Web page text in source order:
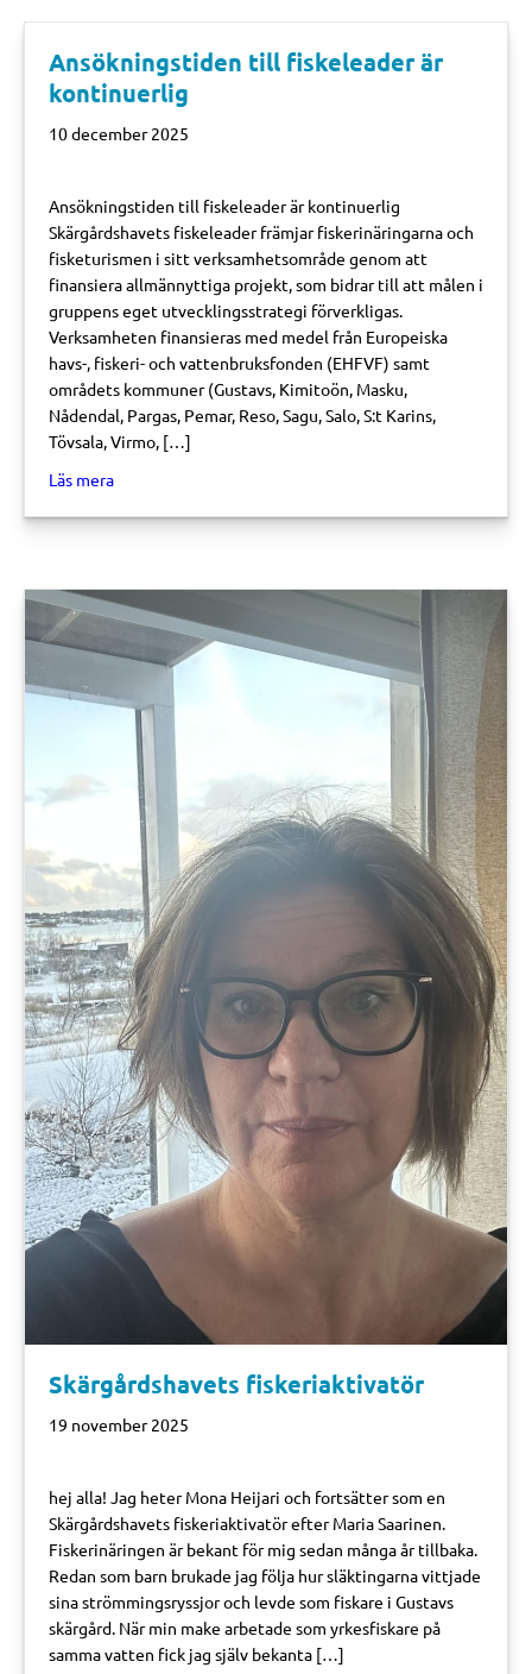
Ansökningstiden till fiskeleader är
kontinuerlig
10 december 2025
Ansökningstiden till fiskeleader är kontinuerlig
Skärgårdshavets fiskeleader främjar fiskerinäringarna och
fisketurismen i sitt verksamhetsområde genom att
finansiera allmännyttiga projekt, som bidrar till att målen i
gruppens eget utvecklingsstrategi förverkligas.
Verksamheten finansieras med medel från Europeiska
havs-, fiskeri- och vattenbruksfonden (EHFVF) samt
områdets kommuner (Gustavs, Kimitoön, Masku,
Nådendal, Pargas, Pemar, Reso, Sagu, Salo, S:t Karins,
Tövsala, Virmo, […]
Läs meraabout Ansökningstiden till fiskeleader är kontinuerlig
Skärgårdshavets fiskeriaktivatör
19 november 2025
hej alla! Jag heter Mona Heijari och fortsätter som en
Skärgårdshavets fiskeriaktivatör efter Maria Saarinen.
Fiskerinäringen är bekant för mig sedan många år tillbaka.
Redan som barn brukade jag följa hur släktingarna vittjade
sina strömmingsryssjor och levde som fiskare i Gustavs
skärgård. När min make arbetade som yrkesfiskare på
samma vatten fick jag själv bekanta […]